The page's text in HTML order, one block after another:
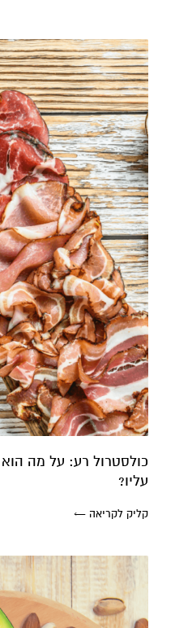
כולסטרול רע: על מה
עליו?
קליק לקריאה ←